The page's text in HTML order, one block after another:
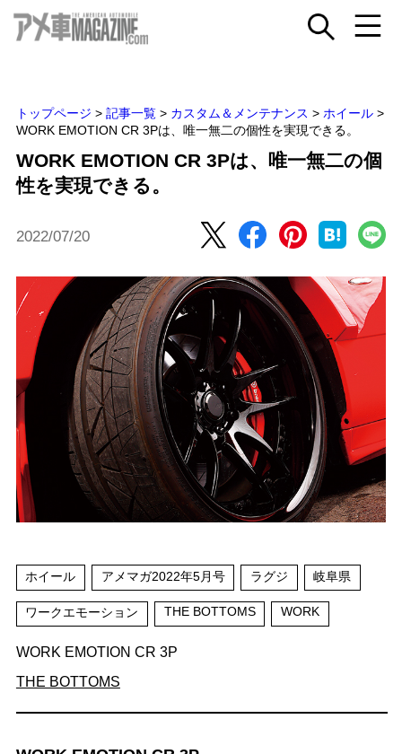
トップページ > 記事一覧 > カスタム＆メンテナンス > ホイール >
WORK EMOTION CR 3Pは、唯一無二の個性を実現できる。
WORK EMOTION CR 3Pは、唯一無二の個
性を実現できる。
2022/07/20
ホイール アメマガ2022年5月号 ラグジ 岐阜県
ワークエモーション THE BOTTOMS WORK
WORK EMOTION CR 3P
THE BOTTOMS